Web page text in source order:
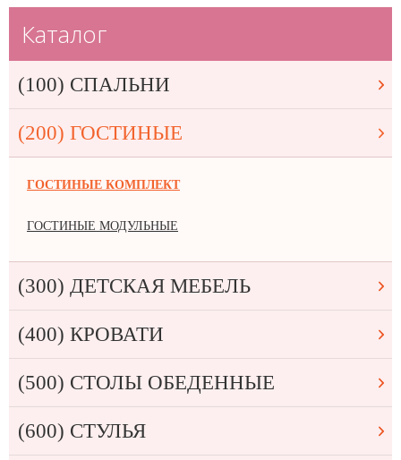
Каталог
(100) СПАЛЬНИ
(200) ГОСТИНЫЕ
ГОСТИНЫЕ КОМПЛЕКТ
ГОСТИНЫЕ МОДУЛЬНЫЕ
(300) ДЕТСКАЯ МЕБЕЛЬ
(400) КРОВАТИ
(500) СТОЛЫ ОБЕДЕННЫЕ
(600) СТУЛЬЯ